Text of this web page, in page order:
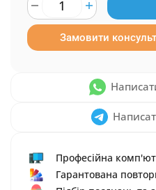
Замовити
Професійна
Гарантована